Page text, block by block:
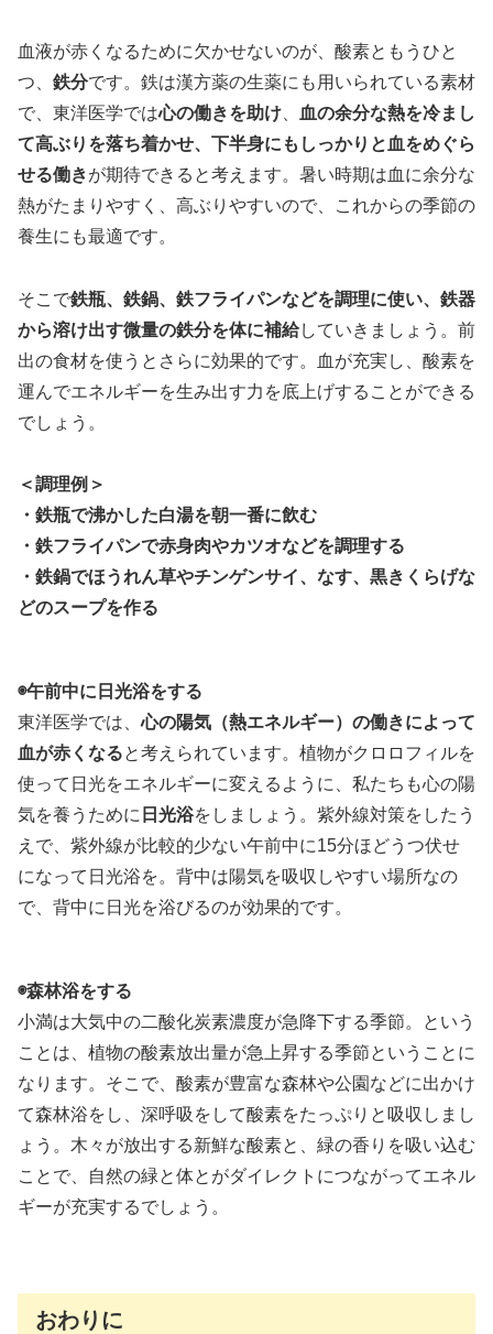
血液が赤くなるために欠かせないのが、酸素ともうひと
つ、 鉄分です。鉄は漢方薬の生薬にも用いられている素材
で、東洋医学では心の働きを助け
血の余分な熱を冷まし
て高ぶりを落ち着かせ、下半身にもしっかりと血をめぐら
せる働きが期待できると考えます。暑い時期は血に余分な
熱がたまりやすく、高ぶりやすいので、これからの季節の
養生にも最適です。
そこで鉄瓶、鉄鍋、鉄フライパンなどを調理に使い、鉄器
から溶け出す微量の鉄分を体に補給していきましょう。前
出の食材を使うとさらに効果的です。血が充実し、酸素を
運んでエネルギーを生み出す力を底上げすることができる
でしょう。
＜調理例＞
・鉄瓶で沸かした白湯を朝一番に飲む
・鉄フライパンで赤身肉やカツオなどを調理する
・鉄鍋でほうれん草やチンゲンサイ、なす、黒きくらげな
どのスープを作る
◉午前中に日光浴をする
東洋医学では、心の陽気（熱エネルギー）の働きによって
血が赤くなると考えられています。植物がクロロフィルを
使って日光をエネルギーに変えるように、私たちも心の陽
気を養うために 日光浴をしましょう。紫外線対策をしたう
えで、紫外線が比較的少ない午前中に15分ほどうつ伏せ
になって日光浴を。背中は陽気を吸収しやすい場所なの
で、背中に日光を浴びるのが効果的です。
◉森林浴をする
小満は大気中の二酸化炭素濃度が急降下する季節。という
ことは、植物の酸素放出量が急上昇する季節ということに
なります。そこで、酸素が豊富な森林や公園などに出かけ
て森林浴をし、深呼吸をして酸素をたっぷりと吸収しまし
ょう。木々が放出する新鮮な酸素と、緑の香りを吸い込む
ことで、自然の緑と体とがダイレクトにつながってエネル
ギーが充実するでしょう。
おわりに